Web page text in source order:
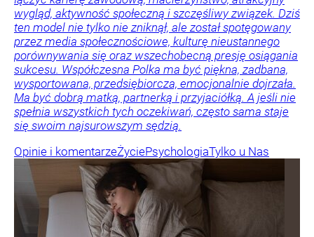
wygląd, aktywność społeczną i szczęśliwy związek. Dziś
ten model nie tylko nie zniknął, ale został spotęgowany
przez media społecznościowe, kulturę nieustannego
porównywania się oraz wszechobecną presję osiągania
sukcesu. Współczesna Polka ma być piękna, zadbana,
wysportowana, przedsiębiorcza, emocjonalnie dojrzała.
Ma być dobrą matką, partnerką i przyjaciółką. A jeśli nie
spełnia wszystkich tych oczekiwań, często sama staje
się swoim najsurowszym sędzią.
Opinie i komentarzeŻyciePsychologiaTylko u Nas